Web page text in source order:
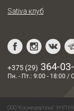
Sativa клуб
+375 (29) 364-
Пн. - Пт.: 9:00 - 18:00 /
ООО "Космецевтика". УНП